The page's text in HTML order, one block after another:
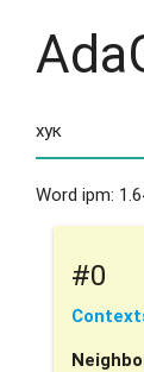
Word ipm:
#0